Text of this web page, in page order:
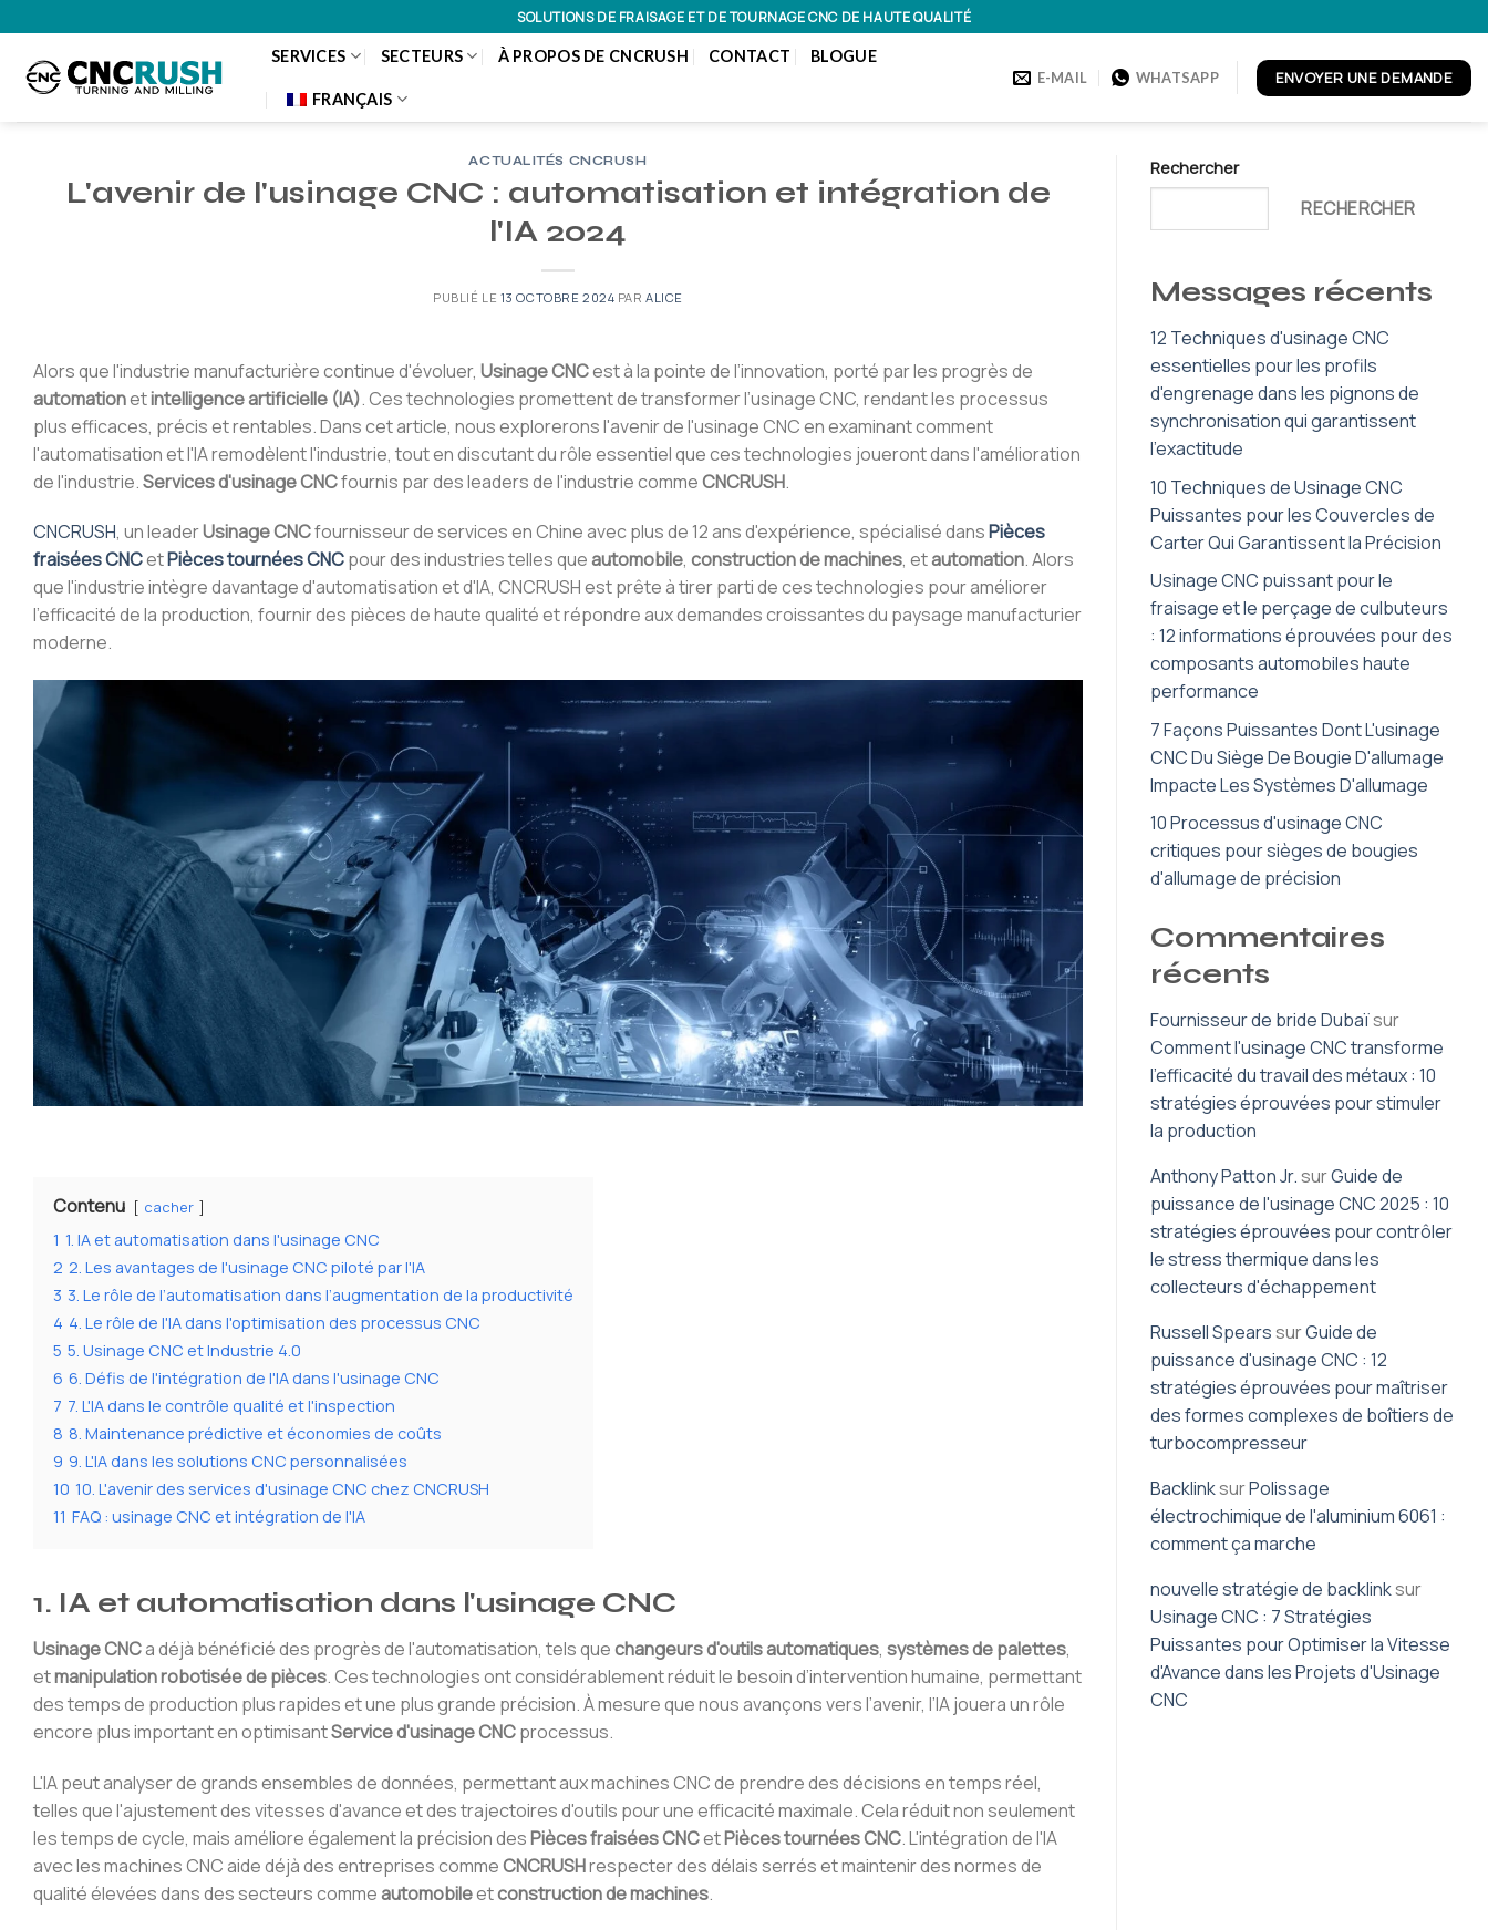
au
contenu
SOLUTIONS DE FRAISAGE ET DE TOURNAGE CNC DE HAUTE QUALITÉ
SERVICES SECTEURS À PROPOS DE CNCRUSH CONTACT BLOGUE
FRANÇAIS
E-MAIL WHATSAPP ENVOYER UNE DEMANDE
ACTUALITÉS CNCRUSH
L'avenir de l'usinage CNC : automatisation et intégration de
l'IA 2024
PUBLIÉ LE 13 OCTOBRE 2024 PAR ALICE
Alors que l'industrie manufacturière continue d'évoluer, Usinage CNCest à la pointe de l’innovation, porté par les progrès de
automationetintelligence artificielle (IA). Ces technologies promettent de transformer l’usinage CNC, rendant les processus
plus efficaces, précis et rentables. Dans cet article, nous explorerons l'avenir de l'usinage CNC en examinant comment
l'automatisation et l'IA remodèlent l'industrie, tout en discutant du rôle essentiel que ces technologies joueront dans l'amélioration
de l'industrie.Services d'usinage CNCfournis par des leaders de l'industrie commeCNCRUSH.
CNCRUSH, un leaderUsinage CNCfournisseur de services en Chine avec plus de 12 ans d'expérience, spécialisé dansPièces
fraisées CNCetPièces tournées CNCpour des industries telles que automobile, construction de machines, etautomation. Alors
que l'industrie intègre davantage d'automatisation et d'IA, CNCRUSH est prête à tirer parti de ces technologies pour améliorer
l'efficacité de la production, fournir des pièces de haute qualité et répondre aux demandes croissantes du paysage manufacturier
moderne.
Contenu cacher
1 1. IA et automatisation dans l'usinage CNC
2 2. Les avantages de l'usinage CNC piloté par l'IA
3 3. Le rôle de l’automatisation dans l’augmentation de la productivité
4 4. Le rôle de l'IA dans l'optimisation des processus CNC
5 5. Usinage CNC et Industrie 4.0
6 6. Défis de l'intégration de l'IA dans l'usinage CNC
7 7. L'IA dans le contrôle qualité et l'inspection
8 8. Maintenance prédictive et économies de coûts
9 9. L'IA dans les solutions CNC personnalisées
10 10. L'avenir des services d'usinage CNC chez CNCRUSH
11 FAQ : usinage CNC et intégration de l'IA
1. IA et automatisation dans l'usinage CNC
Usinage CNCa déjà bénéficié des progrès de l'automatisation, tels quechangeurs d'outils automatiques, systèmes de palettes,
etmanipulation robotisée de pièces. Ces technologies ont considérablement réduit le besoin d’intervention humaine, permettant
des temps de production plus rapides et une plus grande précision. À mesure que nous avançons vers l’avenir, l’IA jouera un rôle
encore plus important en optimisantService d'usinage CNCprocessus.
L'IA peut analyser de grands ensembles de données, permettant aux machines CNC de prendre des décisions en temps réel,
telles que l'ajustement des vitesses d'avance et des trajectoires d'outils pour une efficacité maximale. Cela réduit non seulement
les temps de cycle, mais améliore également la précision desPièces fraisées CNCetPièces tournées CNC. L'intégration de l'IA
avec les machines CNC aide déjà des entreprises commeCNCRUSHrespecter des délais serrés et maintenir des normes de
qualité élevées dans des secteurs comme automobileetconstruction de machines.
Rechercher
RECHERCHER
Messages récents
12 Techniques d'usinage CNC
essentielles pour les profils
d'engrenage dans les pignons de
synchronisation qui garantissent
l'exactitude
10 Techniques de Usinage CNC
Puissantes pour les Couvercles de
Carter Qui Garantissent la Précision
Usinage CNC puissant pour le
fraisage et le perçage de culbuteurs
: 12 informations éprouvées pour des
composants automobiles haute
performance
7 Façons Puissantes Dont L'usinage
CNC Du Siège De Bougie D'allumage
Impacte Les Systèmes D'allumage
10 Processus d'usinage CNC
critiques pour sièges de bougies
d'allumage de précision
Commentaires
récents
Fournisseur de bride Dubaïsur
Comment l'usinage CNC transforme
l'efficacité du travail des métaux : 10
stratégies éprouvées pour stimuler
la production
Anthony Patton Jr.surGuide de
puissance de l'usinage CNC 2025 : 10
stratégies éprouvées pour contrôler
le stress thermique dans les
collecteurs d'échappement
Russell SpearssurGuide de
puissance d'usinage CNC : 12
stratégies éprouvées pour maîtriser
des formes complexes de boîtiers de
turbocompresseur
BacklinksurPolissage
électrochimique de l'aluminium 6061 :
comment ça marche
nouvelle stratégie de backlinksur
Usinage CNC : 7 Stratégies
Puissantes pour Optimiser la Vitesse
d'Avance dans les Projets d'Usinage
CNC